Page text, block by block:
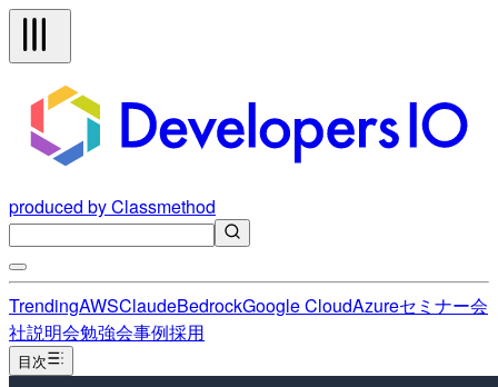
produced by Classmethod
TrendingAWSClaudeBedrockGoogle CloudAzureセミナー会
社説明会勉強会事例採用
目次